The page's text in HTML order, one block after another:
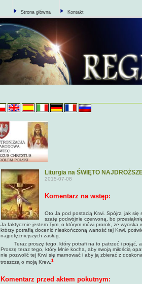
Strona główna Kontakt
Liturgia na ŚWIĘTO
2015-07-08
Komentarz na wstęp:
Oto Ja pod postacią Krwi. Spójrz, jak się
szatę podwójnie czerwoną, bo
Ja faktycznie jestem Tym, o którym mówi prorok, że wyciska
którzy potrafią docenić nieskończoną wartość tej Krwi,
najpotężniejszych zasług.
Teraz proszę tego, który potrafi na to patrzeć i pojąć, aby
Proszę teraz tego, który Mnie kocha, aby swoją miłością
nie pozwolić tej Krwi się marnować i aby ją zbierać z
troszczą o moją Krew.1
Komentarz przed aktem pokutnym: